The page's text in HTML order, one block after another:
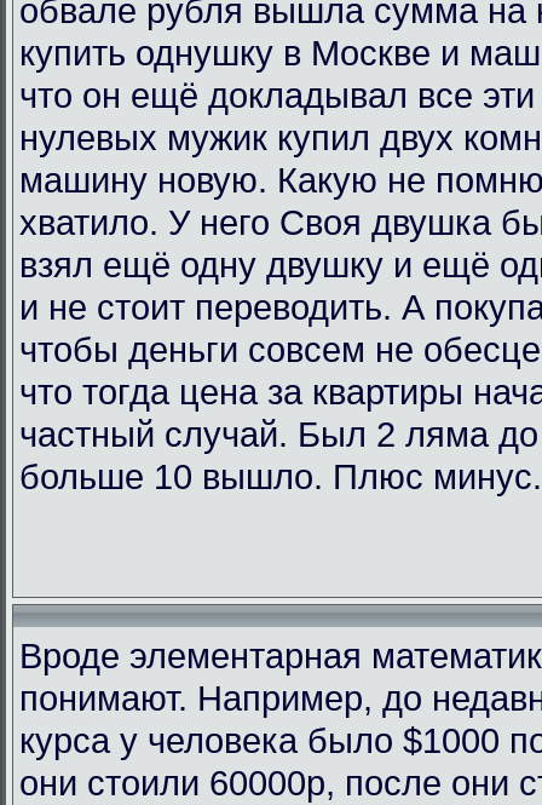
обвале рубля вышла сумма на
купить однушку в Москве и
что он ещё докладывал все
нулевых мужик купил двух
машину новую. Какую не
хватило. У него Своя двушка
взял ещё одну двушку и ещё
и не стоит переводить. А
чтобы деньги совсем не
что тогда цена за квартиры
частный случай. Был 2 ляма
больше 10 вышло. Плюс минус.
Вроде элементарная
понимают. Например, до
курса у человека было $1000
они стоили 60000р, после они